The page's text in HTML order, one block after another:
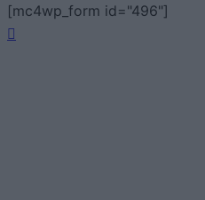
[mc4wp_form id="496"]